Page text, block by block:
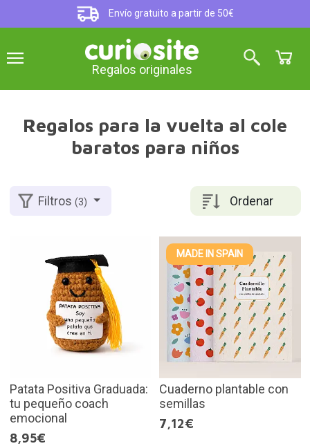
Envío gratuito a partir de 50€
Regalos originales
Regalos para la vuelta al cole
baratos para niños
Ordenar
Filtros(3)
Patata Positiva Graduada:
tu pequeño coach
emocional
8,95€
MADE IN SPAIN
Cuaderno plantable con
semillas
7,12€